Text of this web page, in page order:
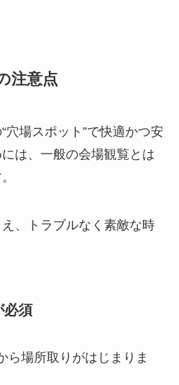
注意点
穴場スポット”で快適かつ安
は、一般の会場観覧とは
、トラブルなく素敵な時
必須
ら場所取りがはじまりま